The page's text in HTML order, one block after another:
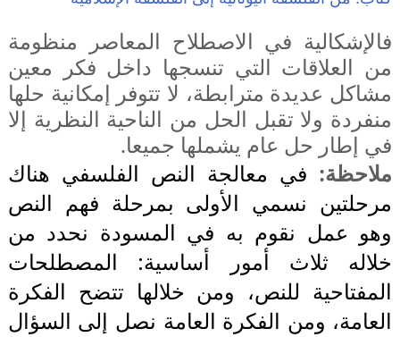
فالإشكالية في الاصطلاح المعاصر منظومة
من العلاقات التي تنسجها داخل فكر معين
مشاكل عديدة مترابطة، لا تتوفر إمكانية حلها
منفردة ولا تقبل الحل من الناحية النظرية إلا
في إطار حل عام يشملها جميعا.
ملاحظة: في معالجة النص الفلسفي هناك
مرحلتين نسمي الأولى بمرحلة فهم النص
وهو عمل نقوم به في المسودة نحدد من
خلاله ثلاث أمور أساسية: المصطلحات
المفتاحية للنص، ومن خلالها تتضح الفكرة
العامة، ومن الفكرة العامة نصل إلى السؤال